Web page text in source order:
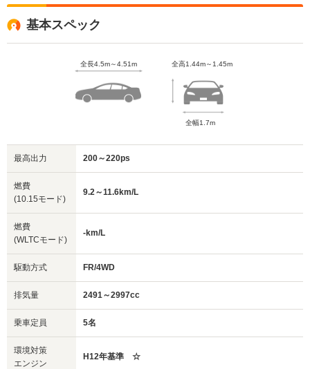
基本スペック
全長4.5m～4.51m 全高1.44m～1.45m
全幅1.7m
最高出力 200～220ps
燃費
(10.15モード)
9.2～11.6km/L
燃費
(WLTCモード)
-km/L
駆動方式 FR/4WD
排気量 2491～2997cc
乗車定員 5名
環境対策
エンジン
H12年基準 ☆